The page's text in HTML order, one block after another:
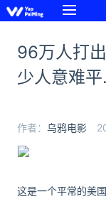
96万人打
少人意难平
作者： 乌鸦电影
这是一个平常的美